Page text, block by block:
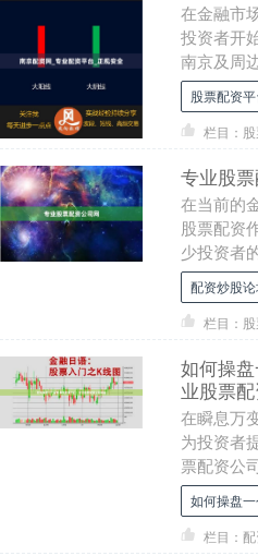
在金融市
投资者开
南京及周
正规安全
您全面解
股票配资
栏目：
专业股
在当前的
股票配资
少投资者
鱼龙混杂
**筛选出
配资炒股
栏目：
如何操
业股票
在瞬息万
为投资者
票配资公
的平台，
扩大投资
如何操盘
栏目：